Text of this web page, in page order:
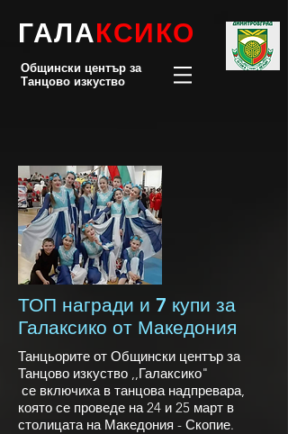
ГАЛАКСИКО
Общински център за
Танцово изкуство
ТОП награди и 7 купи за
Галаксико от Македония
Танцьорите от Общински център за
Танцово изкуство ,,Галаксико"
се включиха в танцова надпревара,
която се проведе на 24 и 25 март в
столицата на Македония - Скопие.